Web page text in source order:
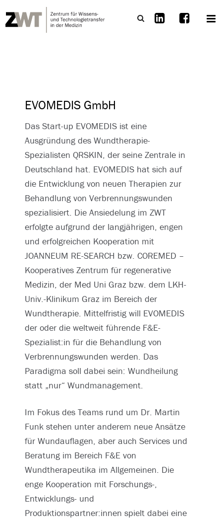
EVOMEDIS GmbH
Das Start-up EVOMEDIS ist eine
Ausgründung des Wundtherapie-
Spezialisten QRSKIN, der seine Zentrale in
Deutschland hat. EVOMEDIS hat sich auf
die Entwicklung von neuen Therapien zur
Behandlung von Verbrennungswunden
spezialisiert. Die Ansiedelung im ZWT
erfolgte aufgrund der langjährigen, engen
und erfolgreichen Kooperation mit
JOANNEUM RE-SEARCH bzw. COREMED –
Kooperatives Zentrum für regenerative
Medizin, der Med Uni Graz bzw. dem LKH-
Univ.-Klinikum Graz im Bereich der
Wundtherapie. Mittelfristig will EVOMEDIS
der oder die weltweit führende F&E-
Spezialist:in für die Behandlung von
Verbrennungswunden werden. Das
Paradigma soll dabei sein: Wundheilung
statt „nur“ Wundmanagement.
Im Fokus des Teams rund um Dr. Martin
Funk stehen unter anderem neue Ansätze
für Wundauflagen, aber auch Services und
Beratung im Bereich F&E von
Wundtherapeutika im Allgemeinen. Die
enge Kooperation mit Forschungs-,
Entwicklungs- und
Produktionspartner:innen spielt dabei eine